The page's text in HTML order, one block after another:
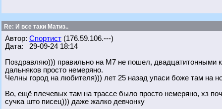
Re: И все таки Матиз..
Автор: Спортист (176.59.106.---)
Дата: 29-09-24 18:14
Поздравляю))) правильно на М7 не пошел, двадцатитонными
дальняков просто немеряно.
Челны город на любителя))) лет 25 назад упаси боже там на
Во, ещё плечевых там на трассе было просто немеряно, хз
сучка што писец))) даже жалко девчонку